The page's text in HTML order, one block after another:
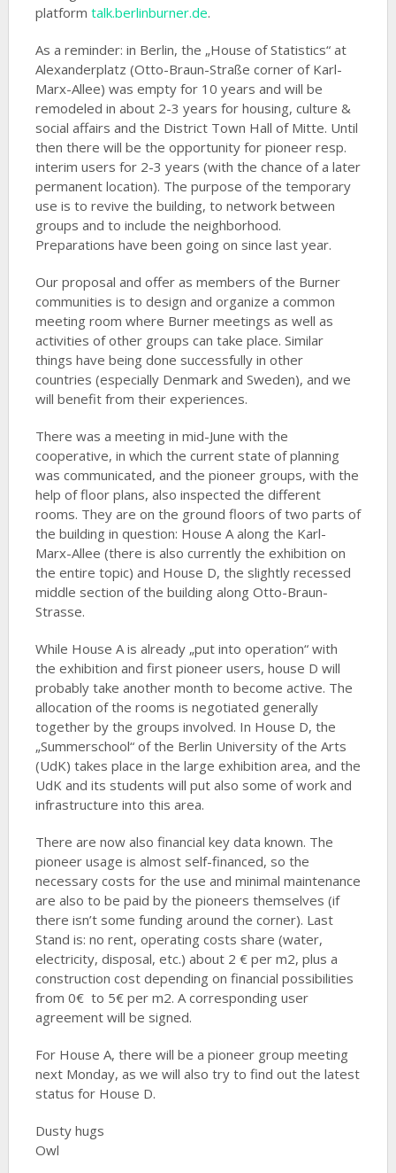
platform talk.berlinburner.de.
As a reminder: in Berlin, the „House of Statistics“ at
Alexanderplatz (Otto-Braun-Straße corner of Karl-
Marx-Allee) was empty for 10 years and will be
remodeled in about 2-3 years for housing, culture &
social affairs and the District Town Hall of Mitte. Until
then there will be the opportunity for pioneer resp.
interim users for 2-3 years (with the chance of a later
permanent location). The purpose of the temporary
use is to revive the building, to network between
groups and to include the neighborhood.
Preparations have been going on since last year.
Our proposal and offer as members of the Burner
communities is to design and organize a common
meeting room where Burner meetings as well as
activities of other groups can take place. Similar
things have being done successfully in other
countries (especially Denmark and Sweden), and we
will benefit from their experiences.
There was a meeting in mid-June with the
cooperative, in which the current state of planning
was communicated, and the pioneer groups, with the
help of floor plans, also inspected the different
rooms. They are on the ground floors of two parts of
the building in question: House A along the Karl-
Marx-Allee (there is also currently the exhibition on
the entire topic) and House D, the slightly recessed
middle section of the building along Otto-Braun-
Strasse.
While House A is already „put into operation“ with
the exhibition and first pioneer users, house D will
probably take another month to become active. The
allocation of the rooms is negotiated generally
together by the groups involved. In House D, the
„Summerschool“ of the Berlin University of the Arts
(UdK) takes place in the large exhibition area, and the
UdK and its students will put also some of work and
infrastructure into this area.
There are now also financial key data known. The
pioneer usage is almost self-financed, so the
necessary costs for the use and minimal maintenance
are also to be paid by the pioneers themselves (if
there isn’t some funding around the corner). Last
Stand is: no rent, operating costs share (water,
electricity, disposal, etc.) about 2 € per m2, plus a
construction cost depending on financial possibilities
from 0€ to 5€ per m2. A corresponding user
agreement will be signed.
For House A, there will be a pioneer group meeting
next Monday, as we will also try to find out the latest
status for House D.
Dusty hugs
Owl